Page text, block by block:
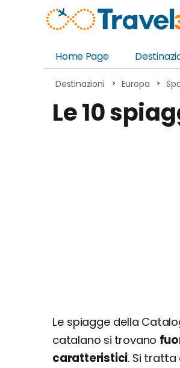
Home Page
Europa
Nord
Destinazioni Europa
Le 10
Le spiagge della
catalano si trovano
caratteristici. Si